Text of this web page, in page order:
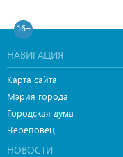
16+
НАВИГАЦИЯ
Карта сайта
Мэрия города
Городская дума
Череповец
НОВОСТИ